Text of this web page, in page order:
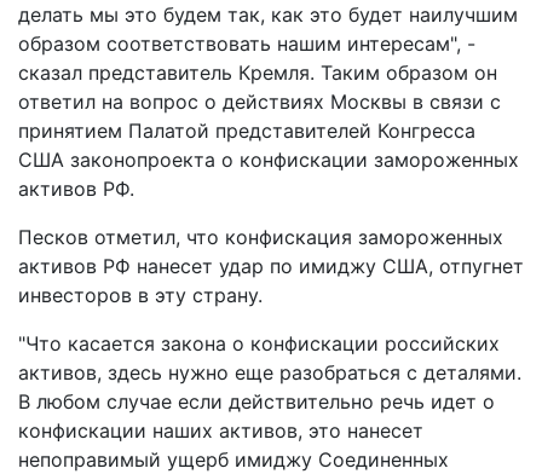
делать мы это будем так, как это будет наилучшим
образом соответствовать нашим интересам", -
сказал представитель Кремля. Таким образом он
ответил на вопрос о действиях Москвы в связи с
принятием Палатой представителей Конгресса
США законопроекта о конфискации замороженных
активов РФ.
Песков отметил, что конфискация замороженных
активов РФ нанесет удар по имиджу США, отпугнет
инвесторов в эту страну.
"Что касается закона о конфискации российских
активов, здесь нужно еще разобраться с деталями.
В любом случае если действительно речь идет о
конфискации наших активов, это нанесет
непоправимый ущерб имиджу Соединенных